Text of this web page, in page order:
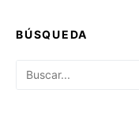
BÚSQUEDA